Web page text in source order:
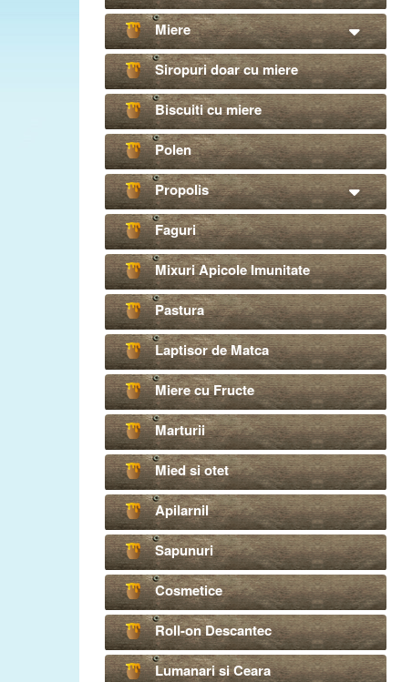
Miere
Siropuri doar cu miere
Biscuiti cu miere
Polen
Propolis
Faguri
Mixuri Apicole Imunitate
Pastura
Laptisor de Matca
Miere cu Fructe
Marturii
Mied si otet
Apilarnil
Sapunuri
Cosmetice
Roll-on Descantec
Lumanari si Ceara